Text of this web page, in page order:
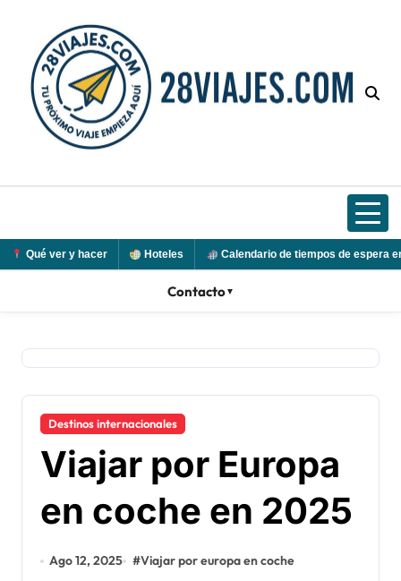
contenido
Qué ver y hacer Hoteles Calendario de tiempos de espera
Contacto▼
Destinos internacionales
Viajar por Europa
en coche en 2025
Ago 12, 2025 #Viajar por europa en coche